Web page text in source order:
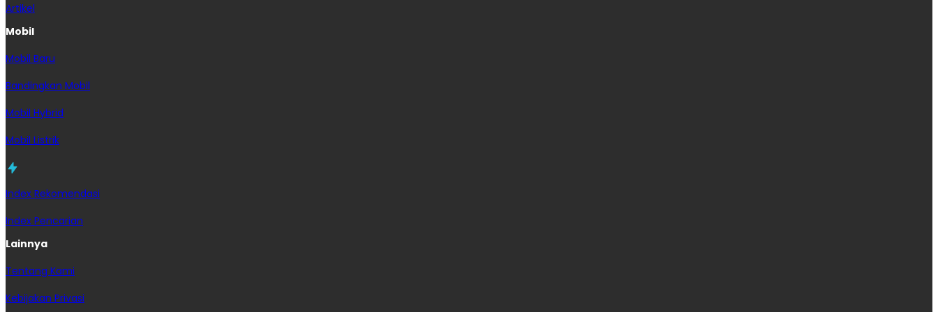
Artikel
Mobil
Mobil Baru
Bandingkan Mobil
Mobil Hybrid
Mobil Listrik
Index Rekomendasi
Index Pencarian
Lainnya
Tentang Kami
Kebijakan Privasi